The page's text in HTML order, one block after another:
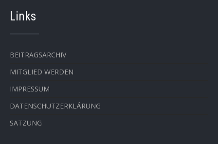
Links
BEITRAGSARCHIV
MITGLIED WERDEN
IMPRESSUM
DATENSCHUTZERKLÄRUNG
SATZUNG